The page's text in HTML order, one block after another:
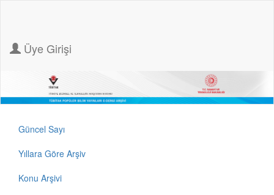
Üye Girişi
Güncel Sayı
Yıllara Göre Arşiv
Konu Arşivi